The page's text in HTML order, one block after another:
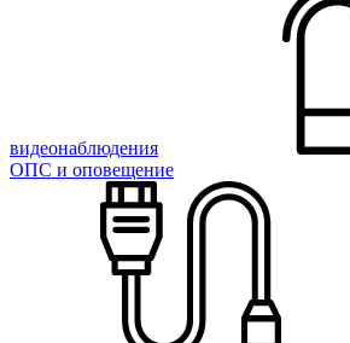
видеонаблюдения
ОПС и оповещение